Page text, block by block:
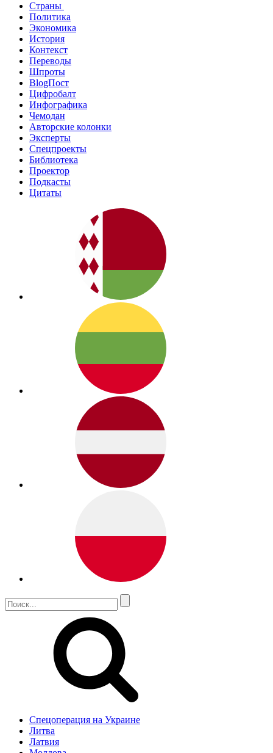
Страны
Политика
Экономика
История
Контекст
Переводы
Шпроты
BlogПост
Цифробалт
Инфографика
Чемодан
Авторские колонки
Эксперты
Спецпроекты
Библиотека
Проектор
Подкасты
Цитаты
Спецоперация на Украине
Литва
Латвия